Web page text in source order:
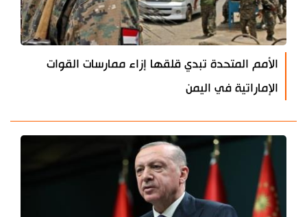
الأمم المتحدة تبدي قلقها إزاء ممارسات القوات
الإماراتية في اليمن